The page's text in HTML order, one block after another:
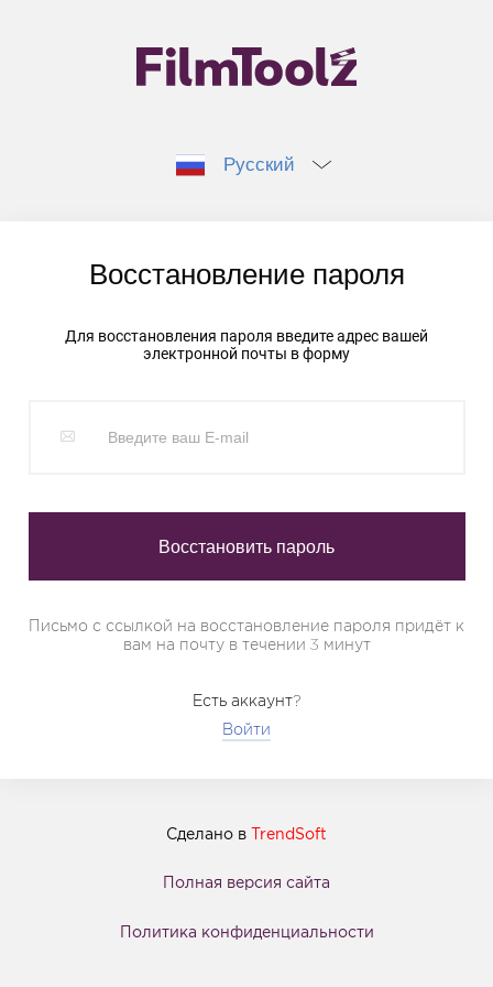
Русский
Восстановление пароля
Для восстановления пароля введите адрес вашей
электронной почты в форму
Письмо с ссылкой на восстановление пароля придёт к
вам на почту в течении 3 минут
Есть аккаунт?
Войти
Сделано в TrendSoft
Полная версия сайта
Политика конфиденциальности